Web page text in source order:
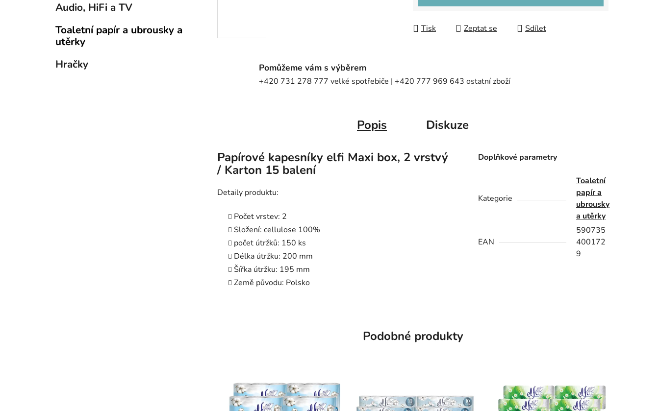
Audio, HiFi a TV
Toaletní papír a ubrousky a
utěrky
Hračky
Tisk Zeptat se Sdílet
Pomůžeme vám s výběrem
+420 731 278 777 velké spotřebiče | +420 777 969 643 ostatní zboží
Popis Diskuze
Papírové kapesníky elfi Maxi box, 2 vrstvý
/ Karton 15 balení
Detaily produktu:
Počet vrstev: 2
Složení: cellulose 100%
počet útržků: 150 ks
Délka útržku: 200 mm
Šířka útržku: 195 mm
Země původu: Polsko
Doplňkové parametry
Kategorie
Toaletní
papír a
ubrousky
a utěrky
EAN
590735
400172
9
Podobné produkty